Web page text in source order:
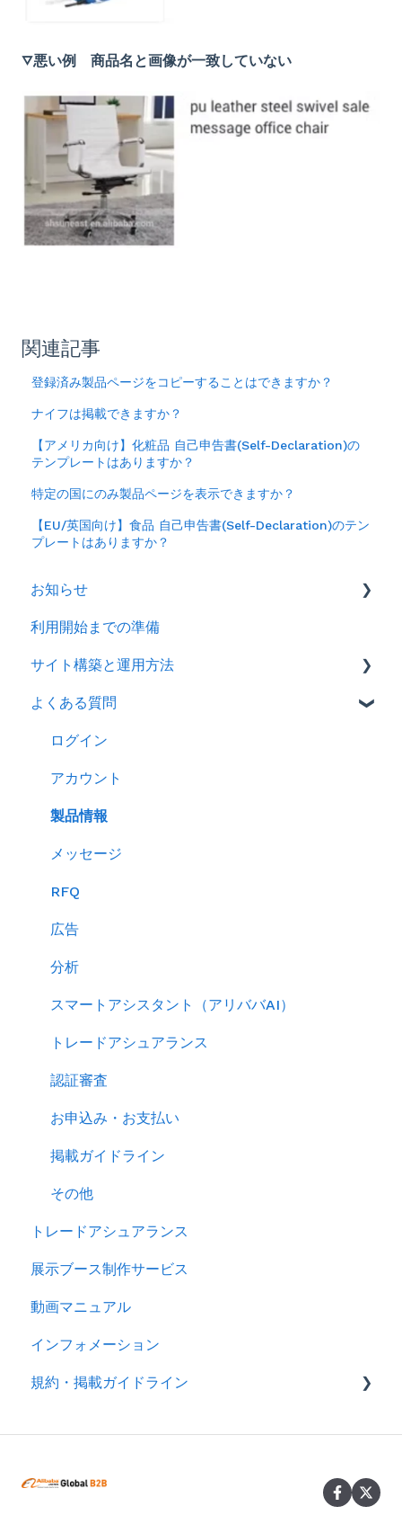
▽悪い例 商品名と画像が一致していない
関連記事
登録済み製品ページをコピーすることはできますか？
ナイフは掲載できますか？
【アメリカ向け】化粧品 自己申告書(Self-Declaration)の
テンプレートはありますか？
特定の国にのみ製品ページを表示できますか？
【EU/英国向け】食品 自己申告書(Self-Declaration)のテン
プレートはありますか？
お知らせ
2026年
2025年
2024年
利用開始までの準備
サイト構築と運用方法
会社情報を登録する
製品ページ登録の準備をする
製品ページを登録する
バイヤーからのメッセージに返信する
RFQを使ってバイヤーに売り込む
キーワード広告を利用する
サイトパフォーマンスを分析する
よくある質問
ログイン
アカウント
製品情報
メッセージ
RFQ
広告
分析
スマートアシスタント（アリババAI）
トレードアシュアランス
認証審査
お申込み・お支払い
掲載ガイドライン
その他
トレードアシュアランス
展示ブース制作サービス
動画マニュアル
インフォメーション
規約・掲載ガイドライン